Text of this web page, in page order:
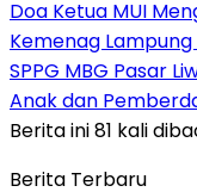
Doa Ketua MUI
Kemenag
SPPG MBG Pasar
Anak dan
Berita ini 81 kali
Berita Terbaru